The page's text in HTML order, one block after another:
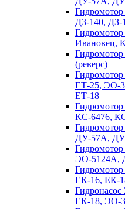
ДЗ-140, ДЗ-
Гидромотор
Ивановец,
(реверс)
ЕТ-25, ЭО-
ЕТ-18
КС-6476,
ДУ-57А,
ЭО-5124А,
ЕК-16, ЕК-
ЕК-18, ЭО-